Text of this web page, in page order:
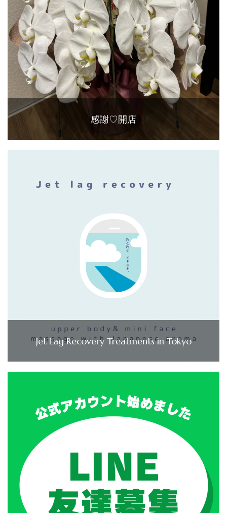
感謝♡開店
Jet Lag Recovery Treatments in Tokyo